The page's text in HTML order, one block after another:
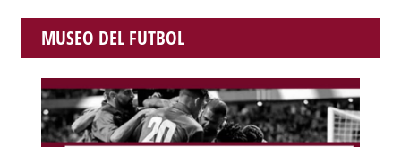
MUSEO DEL FUTBOL